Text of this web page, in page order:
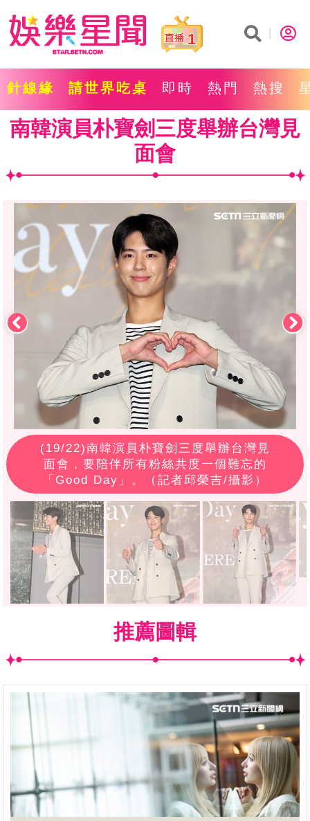
1
針線緣 請世界吃桌 即時 熱門 熱搜
南韓演員朴寶劍三度舉辦台灣見
面會
(19/22)南韓演員朴寶劍三度舉辦台灣見
面會，要陪伴所有粉絲共度一個難忘的
「Good Day」。（記者邱榮吉/攝影）
推薦圖輯